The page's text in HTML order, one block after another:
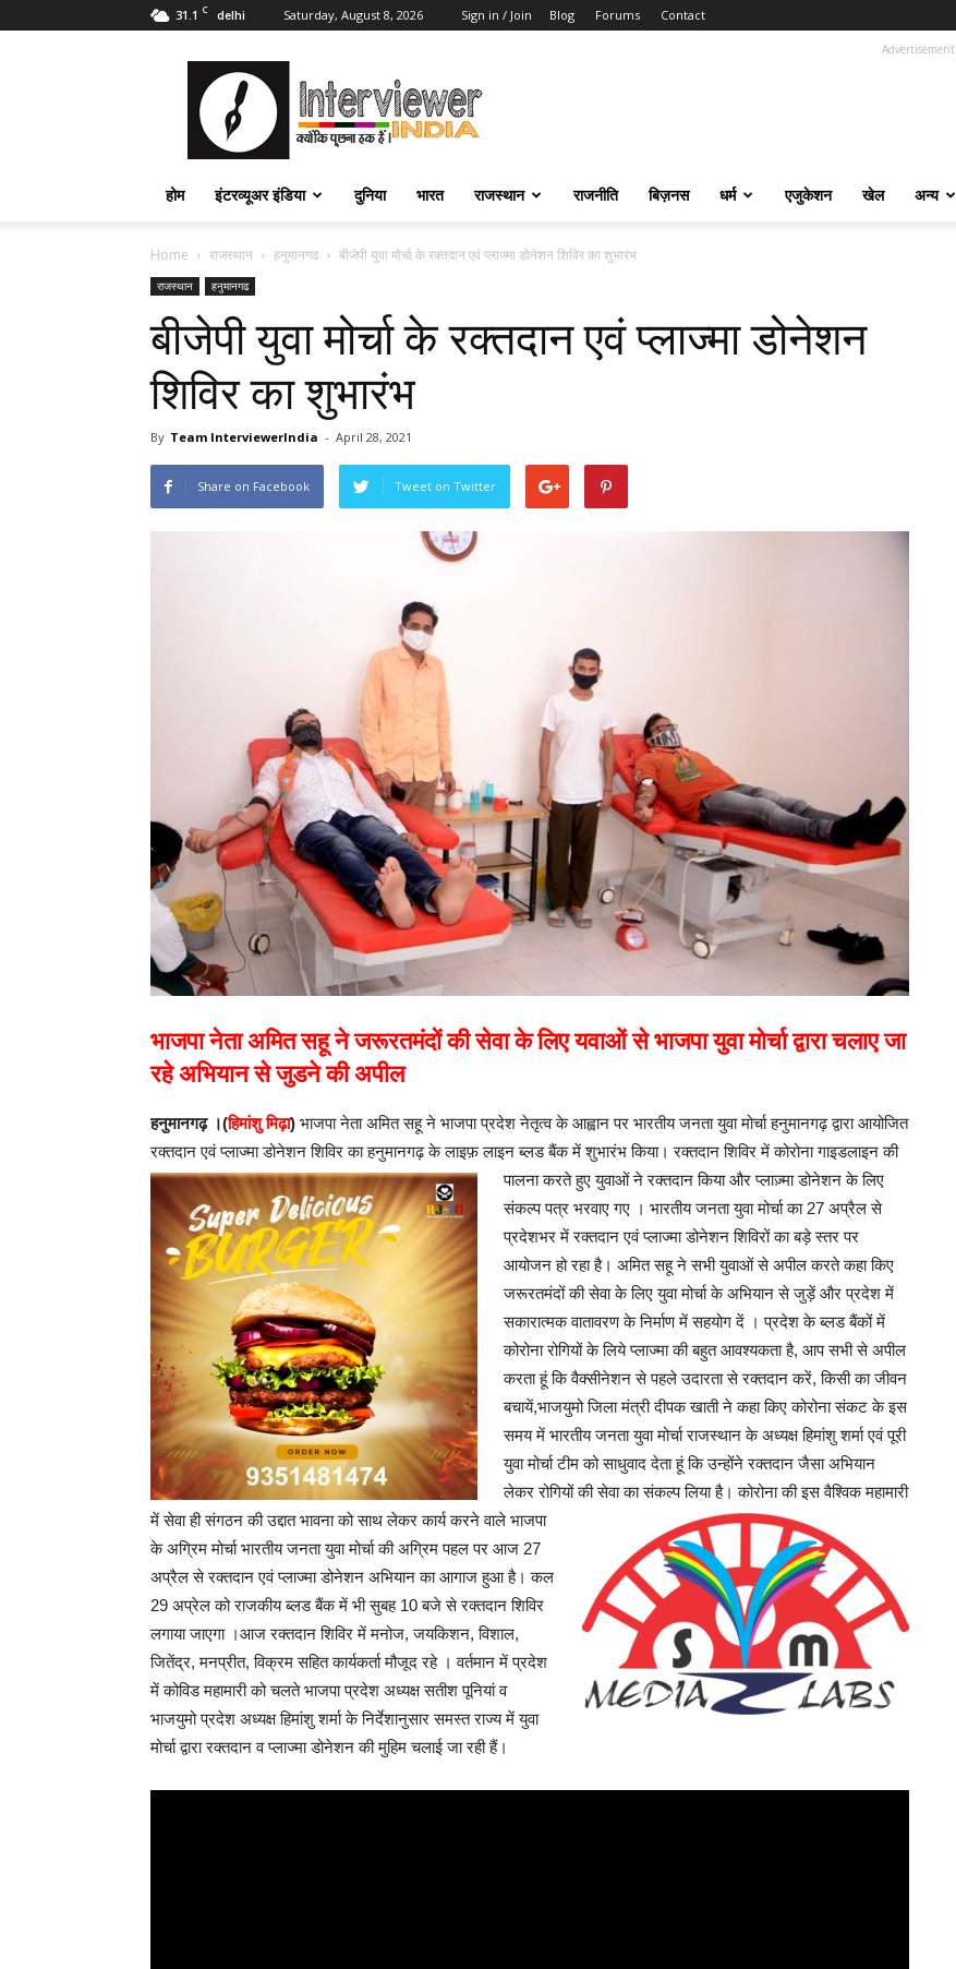
31.1 C delhi Saturday, August 8, 2026 Sign in / Join Blog Forums Contact
Interviewer
India
इंटरव्यूअर
इंडिया
Advertisement
होम इंटरव्यूअर इंडिया दुनिया भारत राजस्थान राजनीति बिज़नस धर्म एजुकेशन खेल अन्य
Home राजस्थान हनुमानगढ बीजेपी युवा मोर्चा के रक्तदान एवं प्लाज्मा डोनेशन शिविर का शुभारंभ
राजस्थान हनुमानगढ
बीजेपी युवा मोर्चा के रक्तदान एवं प्लाज्मा डोनेशन
शिविर का शुभारंभ
By Team InterviewerIndia - April 28, 2021
Share on Facebook Tweet on Twitter
भाजपा नेता अमित सहू ने जरूरतमंदों की सेवा के लिए यवाओं से भाजपा युवा मोर्चा द्वारा चलाए जा
रहे अभियान से जुडने की अपील
हनुमानगढ़ ।(हिमांशु मिढ़ा) भाजपा नेता अमित सहू ने भाजपा प्रदेश नेतृत्व के आह्वान पर भारतीय जनता युवा मोर्चा हनुमानगढ़ द्वारा आयोजित
रक्तदान एवं प्लाज्मा डोनेशन शिविर का हनुमानगढ़ के लाइफ़ लाइन ब्लड बैंक में शुभारंभ किया। रक्तदान शिविरमें कोरोना गाइडलाइन की
पालना करते हुए युवाओं ने रक्तदान किया और प्लाज़्मा डोनेशन के लिए
संकल्प पत्र भरवाए गए । भारतीय जनता युवा मोर्चा का 27 अप्रैल से
प्रदेशभर में रक्तदान एवं प्लाज्मा डोनेशन शिविरों का बड़े स्तर पर
आयोजन हो रहा है। अमित सहू ने सभी युवाओं से अपील करते कहा किए
जरूरतमंदों की सेवा के लिए युवा मोर्चा के अभियान से जुड़ें और प्रदेश में
सकारात्मक वातावरण के निर्माण में सहयोग दें । प्रदेश के ब्लड बैंकों में
कोरोना रोगियों के लिये प्लाज्मा की बहुत आवश्यकता है, आप सभी से अपील
करता हूं कि वैक्सीनेशन से पहले उदारता से रक्तदान करें, किसी का जीवन
बचायें,भाजयुमो जिला मंत्री दीपक खाती ने कहा किए कोरोना संकट के इस
समय में भारतीय जनता युवा मोर्चा राजस्थान के अध्यक्ष हिमांशु शर्मा एवं पूरी
युवा मोर्चा टीम को साधुवाद देता हूं कि उन्होंने रक्तदान जैसा अभियान
लेकर रोगियों की सेवा का संकल्प लिया है।कोरोना की इस वैश्विक महामारी
में सेवा ही संगठन की उद्दात भावना को साथ लेकर कार्य करने वाले भाजपा
के अग्रिम मोर्चा भारतीय जनता युवा मोर्चा की अग्रिम पहल पर आज 27
अप्रैल से रक्तदान एवं प्लाज्मा डोनेशन अभियान का आगाज हुआ है। कल
29 अप्रेल को राजकीय ब्लड बैंक में भी सुबह 10 बजे से रक्तदान शिविर
लगाया जाएगा ।आज रक्तदान शिविर में मनोज, जयकिशन, विशाल,
जितेंद्र, मनप्रीत, विक्रम सहित कार्यकर्ता मौजूद रहे । वर्तमान में प्रदेश
में कोविड महामारी को चलते भाजपा प्रदेश अध्यक्ष सतीश पूनियां व
भाजयुमो प्रदेश अध्यक्ष हिमांशु शर्मा के निर्देशानुसार समस्त राज्य में युवा
मोर्चा द्वारा रक्तदान व प्लाज्मा डोनेशन की मुहिम चलाई जा रही हैं।